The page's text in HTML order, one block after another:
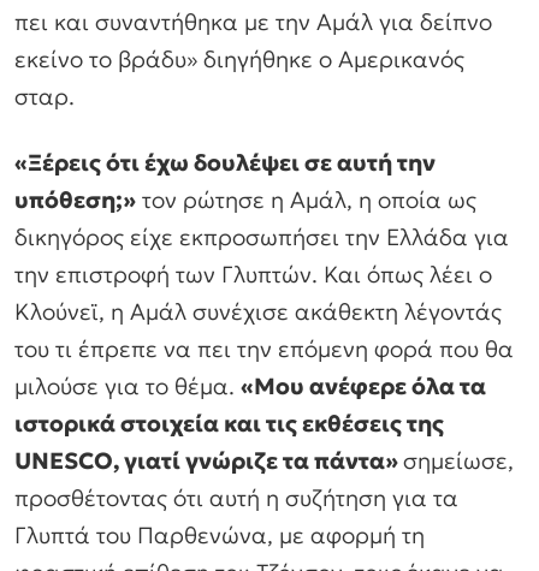
πει και συναντήθηκα με την Αμάλ για δείπνο
εκείνο το βράδυ» διηγήθηκε ο Αμερικανός
σταρ.
«Ξέρεις ότι έχω δουλέψει σε αυτή την
υπόθεση;» τον ρώτησε η Αμάλ, η οποία ως
δικηγόρος είχε εκπροσωπήσει την Ελλάδα για
την επιστροφή των Γλυπτών. Και όπως λέει ο
Κλούνεϊ, η Αμάλ συνέχισε ακάθεκτη λέγοντάς
του τι έπρεπε να πει την επόμενη φορά που θα
μιλούσε για το θέμα. «Μου ανέφερε όλα τα
ιστορικά στοιχεία και τις εκθέσεις της
UNESCO, γιατί γνώριζε τα πάντα»σημείωσε,
προσθέτοντας ότι αυτή η συζήτηση για τα
Γλυπτά του Παρθενώνα, με αφορμή τη